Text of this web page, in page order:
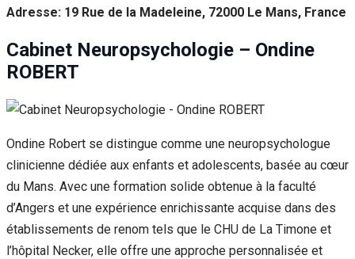
Adresse: 19 Rue de la Madeleine, 72000 Le Mans, France
Cabinet Neuropsychologie – Ondine
ROBERT
Ondine Robert se distingue comme une neuropsychologue
clinicienne dédiée aux enfants et adolescents, basée au cœur
du Mans. Avec une formation solide obtenue à la faculté
d’Angers et une expérience enrichissante acquise dans des
établissements de renom tels que le CHU de La Timone et
l’hôpital Necker, elle offre une approche personnalisée et